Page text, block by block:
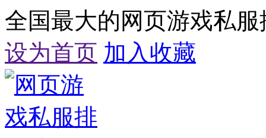
全国最大的网页游戏私
设为首页 加入收藏